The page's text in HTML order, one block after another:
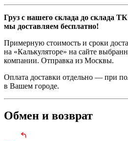
Груз с нашего склада до склада
мы доставляем бесплатно!
Примерную стоимость и сроки
на «Калькуляторе» на сайте
компании. Отправка из Москвы.
Оплата доставки отдельно — при
в Вашем городе.
Обмен и возврат